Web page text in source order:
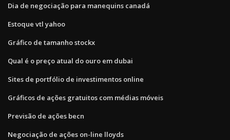
Dia de negociação para manequins canadá
Estoque vtl yahoo
Gráfico de tamanho stockx
Qual é o preço atual do ouro em dubai
Sites de portfólio de investimentos online
Gráficos de ações gratuitos com médias móveis
Previsão de ações becn
Negociação de ações on-line lloyds